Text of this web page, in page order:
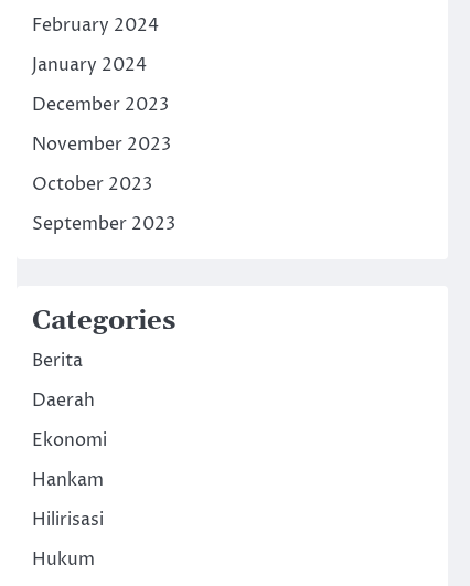
February 2024
January 2024
December 2023
November 2023
October 2023
September 2023
Categories
Berita
Daerah
Ekonomi
Hankam
Hilirisasi
Hukum